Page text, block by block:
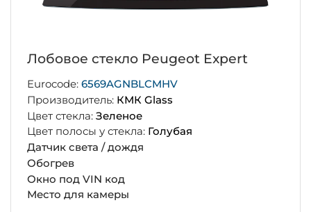
Лобовое стекло Peugeot Expert
Eurocode: 6569AGNBLCMHV
Производитель: КМК Glass
Цвет стекла: Зеленое
Цвет полосы у стекла: Голубая
Датчик света / дождя
Обогрев
Окно под VIN код
Место для камеры